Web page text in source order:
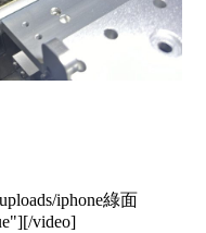
iphone綠面
video]